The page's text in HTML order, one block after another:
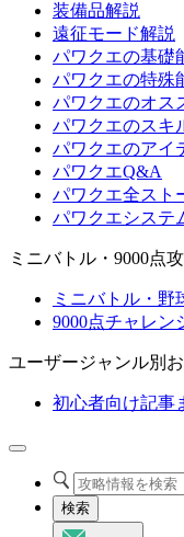
装備品解説
遠征モード解説
パワクエの基礎
パワクエの特殊
パワクエのオス
パワクエのスキ
パワクエのアイ
パワクエQ&A
パワクエ全スト
パワクエシステ
ミニバトル・9000点
ミニバトル・野
9000点チャレン
ユーザージャンル別
初心者向け記事
検索